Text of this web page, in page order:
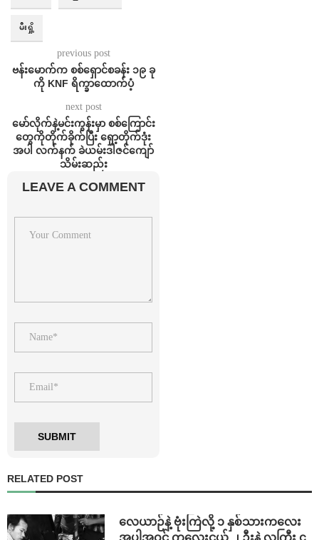
မီးရှို့
previous post
ဗန်းမောက်က စစ်ရှောင်စခန်း ၁၉ ခု
ကို KNF ရိက္ခာထောက်ပံ့
next post
မော်လိုက်နဲ့မင်းကွန်းမှာ စစ်ကြောင်း
တွေကိုတိုက်ခိုက်ပြီး ရှော့တိုက်ဒုံး
အပါ လက်နက် ခဲယမ်းဒါဇင်ကျော်
သိမ်းဆည်း
LEAVE A COMMENT
RELATED POST
⁨လေယာဉ်နဲ့ ဗုံးကြဲလို့ ၁ နှစ်သားကလေး